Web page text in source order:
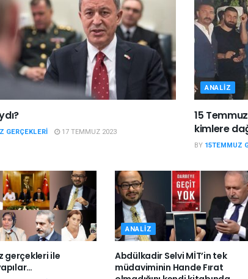
GERÇEKLERI 17 TEMMUZ 2023
ANALIZ
15
kimlere
BY 15TEMMUZ
gerçekleri ile
ANALIZ
Abdülkadir Selvi MİT’in tek
müdaviminin Hande Fırat